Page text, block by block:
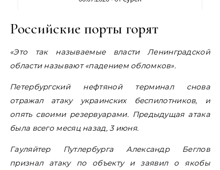
Российские порты горят
«Это так называемые власти Ленинградской
области называют «падением обломков».
Петербургский нефтяной терминал снова
отражал атаку украинских беспилотников, и
опять своими резервуарами. Предыдущая атака
была всего месяц назад, 3 июня.
Гауляйтер Путлербурга Александр Беглов
признал атаку по объекту и заявил о якобы